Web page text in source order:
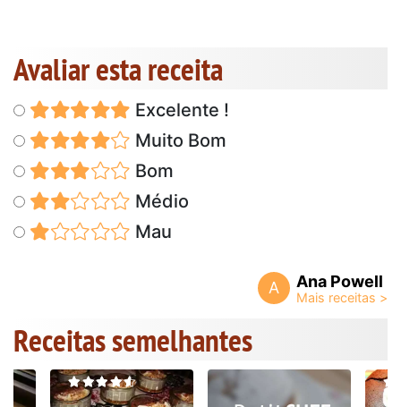
Avaliar esta receita
Excelente !
Muito Bom
Bom
Médio
Mau
A Ana Powell
Receitas semelhantes